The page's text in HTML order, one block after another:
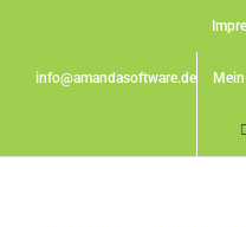
contentinfo@amandasoftware.de